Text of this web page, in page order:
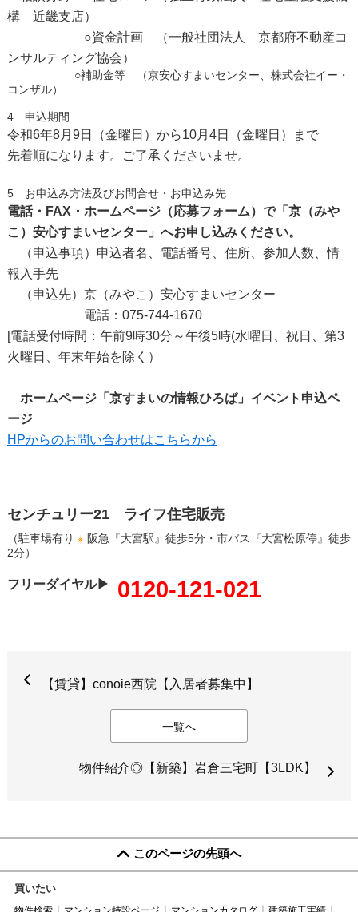
構 近畿支店）
○資金計画 （一般社団法人 京都府不動産コ
ンサルティング協会）
○補助金等 （京安心すまいセンター、株式会社イー・
コンザル）
4 申込期間
令和6年8月9日（金曜日）から10月4日（金曜日）まで
先着順になります。ご了承くださいませ。
5 お申込み方法及びお問合せ・お申込み先
電話・FAX・ホームページ（応募フォーム）で「京（みや
こ）安心すまいセンター」へお申し込みください。
（申込事項）申込者名、電話番号、住所、参加人数、情
報入手先
（申込先）京（みやこ）安心すまいセンター
電話：075‐744‐1670
[電話受付時間：午前9時30分～午後5時(水曜日、祝日、第3
火曜日、年末年始を除く）
ホームページ「京すまいの情報ひろば」イベント申込ペ
ージ
HPからのお問い合わせはこちらから
センチュリー21 ライフ住宅販売
（駐車場有り
阪急『大宮駅』徒歩5分・市バス『大宮松原停』徒歩
2分）
フリーダイヤル▶ 0120-121-021
【賃貸】conoie西院【入居者募集中】
一覧へ
物件紹介◎【新築】岩倉三宅町【3LDK】
このページの先頭へ
買いたい